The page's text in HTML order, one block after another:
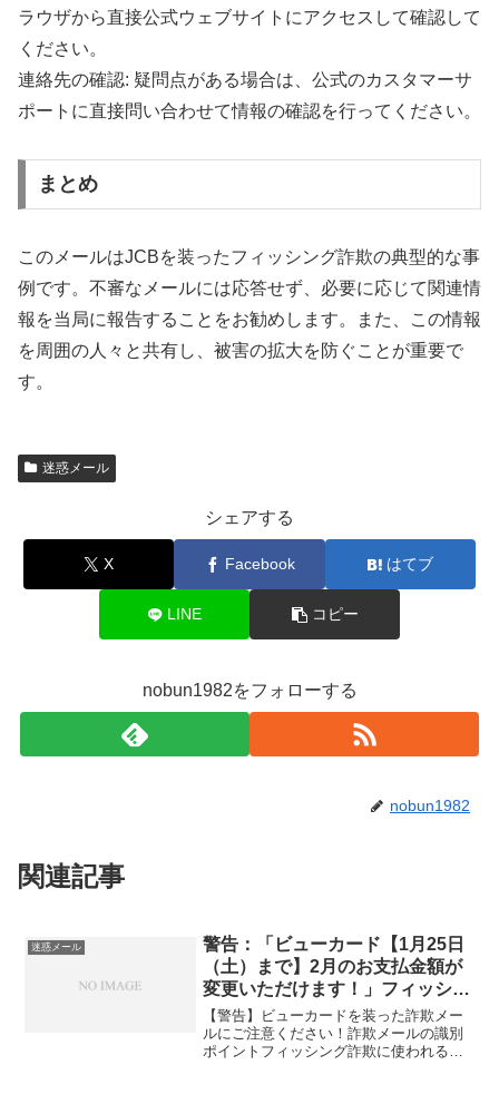
ラウザから直接公式ウェブサイトにアクセスして確認して
ください。
連絡先の確認: 疑問点がある場合は、公式のカスタマーサ
ポートに直接問い合わせて情報の確認を行ってください。
まとめ
このメールはJCBを装ったフィッシング詐欺の典型的な事
例です。不審なメールには応答せず、必要に応じて関連情
報を当局に報告することをお勧めします。また、この情報
を周囲の人々と共有し、被害の拡大を防ぐことが重要で
す。
迷惑メール
シェアする
X Facebook はてブ
LINE コピー
nobun1982をフォローする
nobun1982
関連記事
迷惑メール
警告：「ビューカード【1月25日
（土）まで】2月のお支払金額が
変更いただけます！」フィッシン
グ詐欺にご注意
【警告】ビューカードを装った詐欺メー
ルにご注意ください！詐欺メールの識別
ポイントフィッシング詐欺に使われるメ